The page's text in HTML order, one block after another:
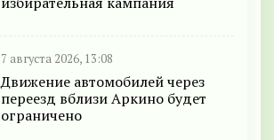
7 августа 2026, 13:08
Движение автомобилей через
переезд вблизи Аркино будет
ограничено